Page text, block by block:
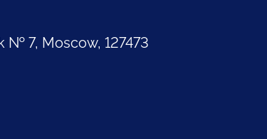
№ 7, Moscow, 127473